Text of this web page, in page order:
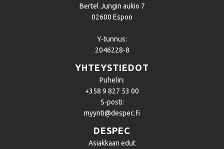
Bertel Jungin aukio 7
02600 Espoo
Y-tunnus:
2046228-8
YHTEYSTIEDOT
Puhelin:
+358 9 827 53 00
S-posti:
myynti@despec.fi
DESPEC
Asiakkaan edut